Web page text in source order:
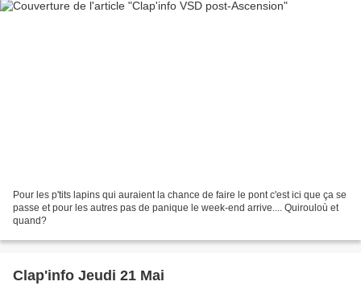
Pour les p'tits lapins qui auraient la chance de faire le pont c'est ici que ça se
passe et pour les autres pas de panique le week-end arrive.... Quirouloù et
quand?
Clap'info Jeudi 21 Mai